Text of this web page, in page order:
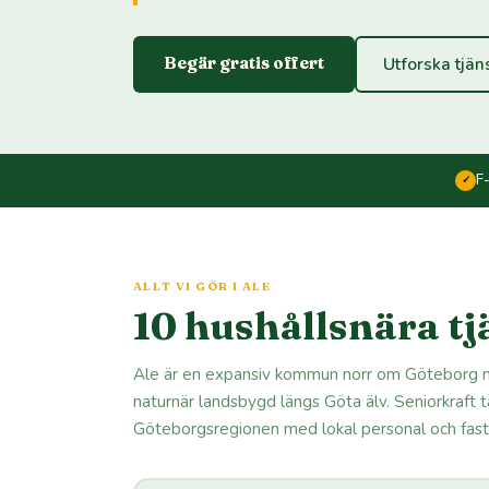
Begär gratis offert Utforska
✓
ALLT VI GÖR I ALE
10 hushållsnära
Ale är en expansiv kommun norr om Göteborg
naturnär landsbygd längs Göta älv. Seniorkraft
Göteborgsregionen med lokal personal och